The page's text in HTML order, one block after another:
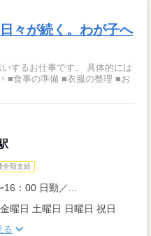
々が続く。わが子へ
仕事です。 具体的には
■食事の準備 ■衣服の整理 ■お
全額支給
：00 日勤／...
曜日 土曜日 日曜日 祝日
る